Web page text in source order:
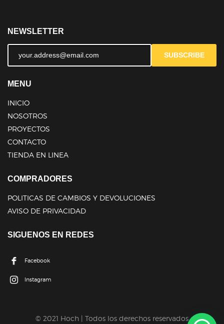
NEWSLETTER
SUBSCRIBE
MENU
INICIO
NOSOTROS
PROYECTOS
CONTACTO
TIENDA EN LINEA
COMPRADORES
POLITICAS DE CAMBIOS Y DEVOLUCIONES
AVISO DE PRIVACIDAD
SIGUENOS EN REDES
Facebook
Instagram
© 2021 Hoch | Todos los derechos reservados